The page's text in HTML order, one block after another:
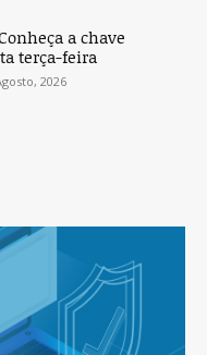
a chave
terça-feira
2026